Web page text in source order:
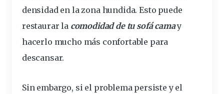
densidad en la zona hundida. Esto puede
restaurar la comodidad de tu sofá camay
hacerlo mucho más confortable para
descansar.
Sin embargo, si el problema persiste y el